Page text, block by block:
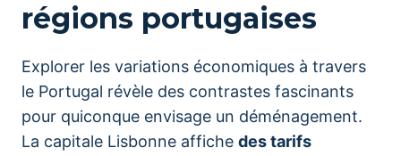
régions portugaises
Explorer les variations économiques à travers
le Portugal révèle des contrastes fascinants
pour quiconque envisage un déménagement.
La capitale Lisbonne affiche des tarifs